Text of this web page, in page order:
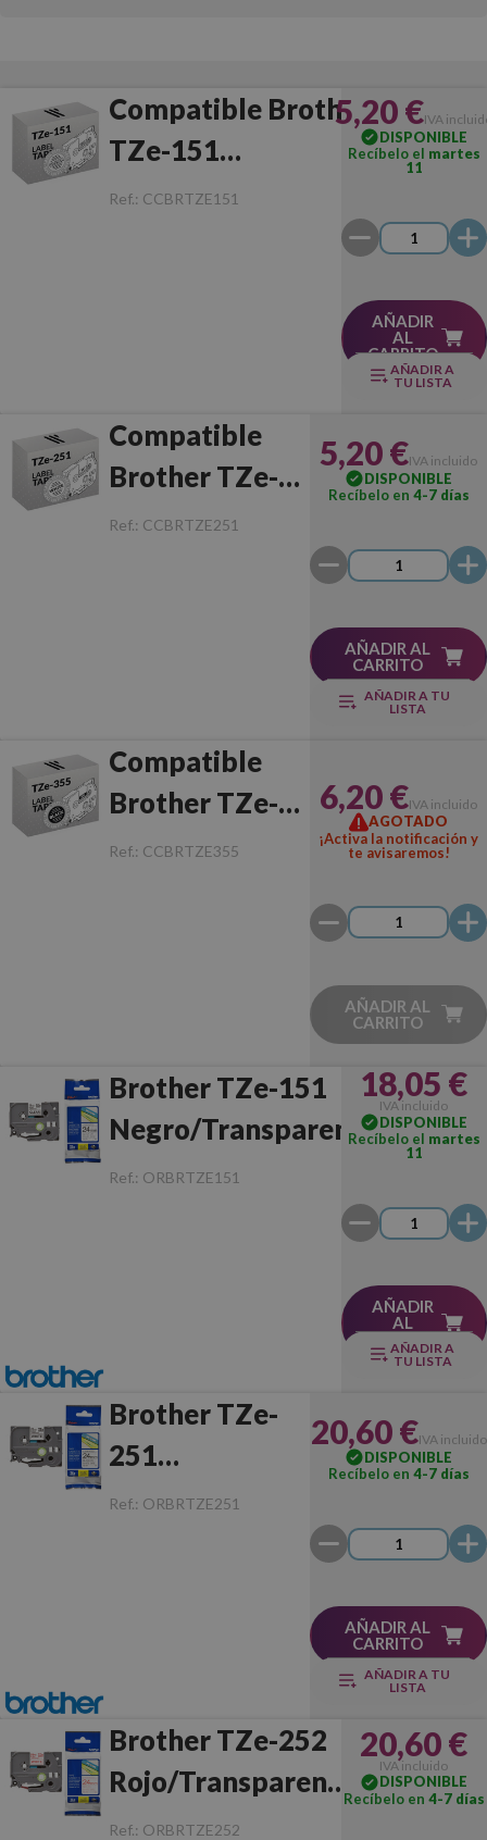
Compatible Brother
TZe-151
Negro/Transparente
Ref.: CCBRTZE151
5,20 €IVA
DISPONIBLE
Recíbelo el martes
11
AÑADIR
AL
CARRITO
AÑADIR A
TU LISTA
Compatible
Brother TZe-
251
Ref.: CCBRTZE251
5,20 €IVA incluido
DISPONIBLE
Recíbelo en 4-7 días
AÑADIR AL
CARRITO
AÑADIR A TU
LISTA
Compatible
Brother TZe-
355
Ref.: CCBRTZE355
6,20 €IVA incluido
AGOTADO
¡Activa la notificación y
te avisaremos!
AÑADIR AL
CARRITO
Brother TZe-151
Negro/Transparente
Original
Ref.: ORBRTZE151
18,05 €
IVA incluido
DISPONIBLE
Recíbelo el martes
11
AÑADIR
AL
CARRITO
AÑADIR A
TU LISTA
Brother TZe-
251
Negro/Blanco
Ref.: ORBRTZE251
20,60 €IVA incluido
DISPONIBLE
Recíbelo en 4-7 días
AÑADIR AL
CARRITO
AÑADIR A TU
LISTA
Brother TZe-252
Rojo/Transparente
Original
Ref.: ORBRTZE252
20,60 €
IVA incluido
DISPONIBLE
Recíbelo en 4-7 días